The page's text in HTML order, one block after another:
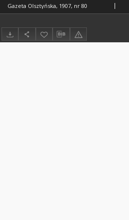
Gazeta Olsztyńska, 1907, nr 80